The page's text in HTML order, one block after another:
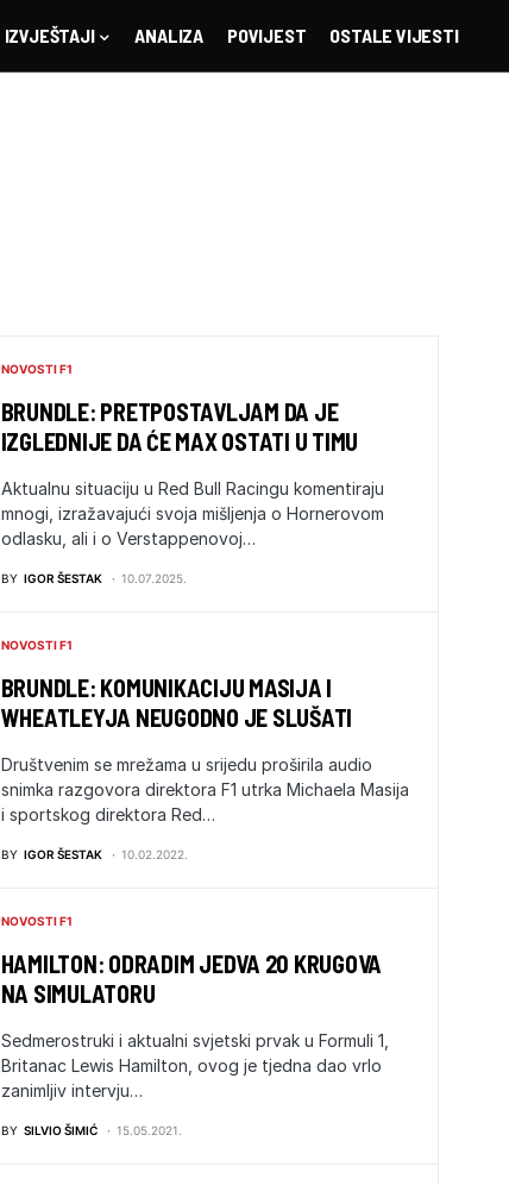
IZVJEŠTAJI ANALIZA POVIJEST OSTALE VIJESTI
NOVOSTI F1
BRUNDLE: PRETPOSTAVLJAM DA JE
IZGLEDNIJE DA ĆE MAX OSTATI U TIMU
Aktualnu situaciju u Red Bull Racingu komentiraju
mnogi, izražavajući svoja mišljenja o Hornerovom
odlasku, ali i o Verstappenovoj…
BY IGOR ŠESTAK 10.07.2025.
NOVOSTI F1
BRUNDLE: KOMUNIKACIJU MASIJA I
WHEATLEYJA NEUGODNO JE SLUŠATI
Društvenim se mrežama u srijedu proširila audio
snimka razgovora direktora F1 utrka Michaela Masija
i sportskog direktora Red…
BY IGOR ŠESTAK 10.02.2022.
NOVOSTI F1
HAMILTON: ODRADIM JEDVA 20 KRUGOVA
NA SIMULATORU
Sedmerostruki i aktualni svjetski prvak u Formuli 1,
Britanac Lewis Hamilton, ovog je tjedna dao vrlo
zanimljiv intervju…
BY SILVIO ŠIMIĆ 15.05.2021.